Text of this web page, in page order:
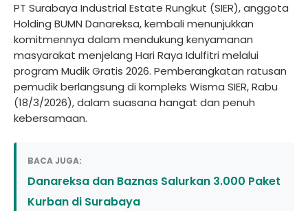
PT Surabaya Industrial Estate Rungkut (SIER), anggota
Holding BUMN Danareksa, kembali menunjukkan
komitmennya dalam mendukung kenyamanan
masyarakat menjelang Hari Raya Idulfitri melalui
program Mudik Gratis 2026. Pemberangkatan ratusan
pemudik berlangsung di kompleks Wisma SIER, Rabu
(18/3/2026), dalam suasana hangat dan penuh
kebersamaan.
BACA JUGA:
Danareksa dan Baznas Salurkan 3.000 Paket
Kurban di Surabaya